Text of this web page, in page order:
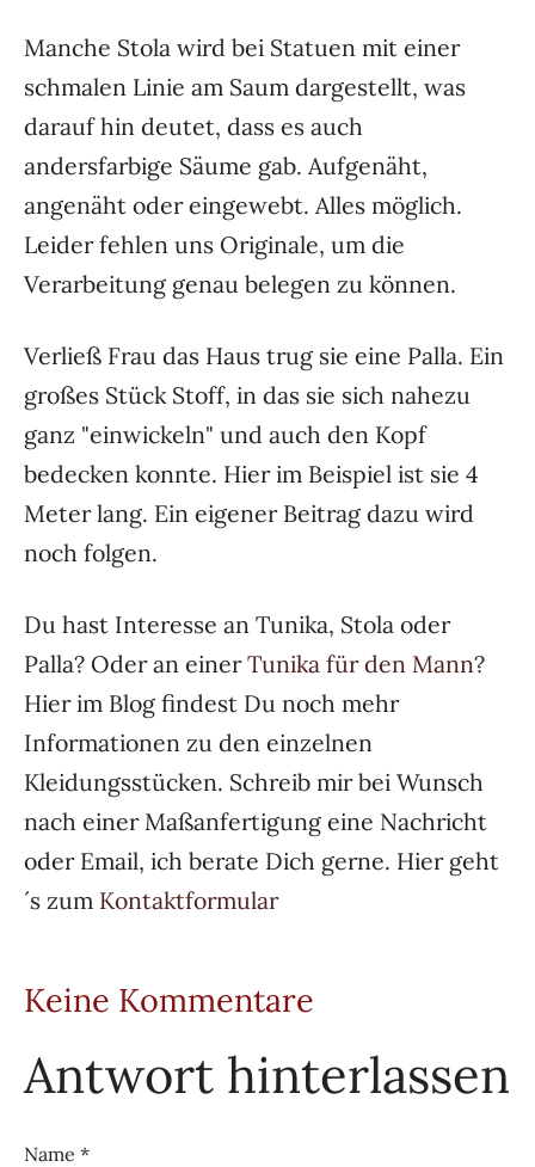
Manche Stola wird bei Statuen mit einer
schmalen Linie am Saum dargestellt, was
darauf hin deutet, dass es auch
andersfarbige Säume gab. Aufgenäht,
angenäht oder eingewebt. Alles möglich.
Leider fehlen uns Originale, um die
Verarbeitung genau belegen zu können.
Verließ Frau das Haus trug sie eine Palla. Ein
großes Stück Stoff, in das sie sich nahezu
ganz "einwickeln" und auch den Kopf
bedecken konnte. Hier im Beispiel ist sie 4
Meter lang. Ein eigener Beitrag dazu wird
noch folgen.
Du hast Interesse an Tunika, Stola oder
Palla? Oder an einerTunika für den Mann?
Hier im Blog findest Du noch mehr
Informationen zu den einzelnen
Kleidungsstücken. Schreib mir bei Wunsch
nach einer Maßanfertigung eine Nachricht
oder Email, ich berate Dich gerne. Hier geht
´s zum Kontaktformular
Keine Kommentare
Antwort hinterlassen
Name *